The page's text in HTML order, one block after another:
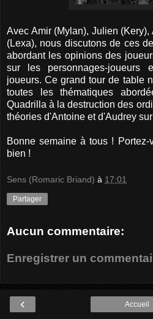
Avec Amir (Mylan), Julien
(Lexa), nous discutons de ces
abordant les opinions des
sur les personnages-joueurs
joueurs. Ce grand tour de table
toutes les thématiques
Quadrilla à la destruction des
théories d'Antoine et d'Audrey
Bonne semaine à tous !
bien !
Sens (Romaric Briand) à 17:01
Partager
Aucun commentaire:
Enregistrer un
‹ Accueil